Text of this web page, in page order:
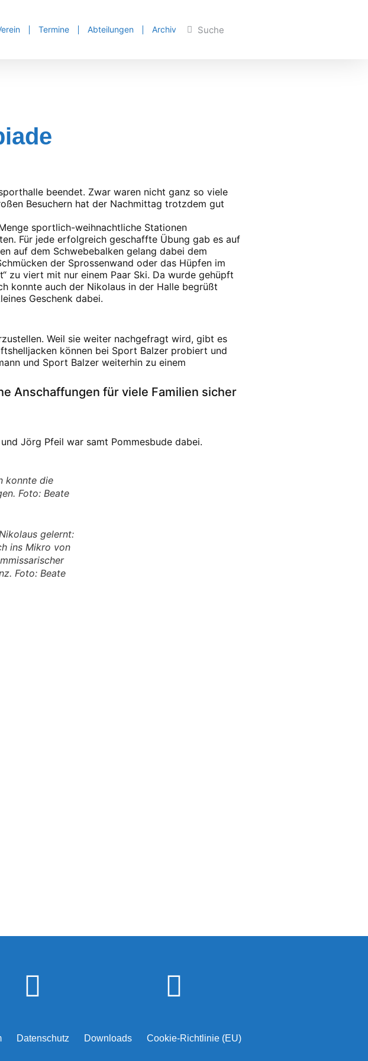
Termine Abteilungen Archiv
beendet. Zwar waren nicht ganz so viele
Besuchern hat der Nachmittag trotzdem gut
sportlich-weihnachtliche Stationen
Für jede erfolgreich geschaffte Übung gab es auf
auf dem Schwebebalken gelang dabei dem
der Sprossenwand oder das Hüpfen im
zu viert mit nur einem Paar Ski. Da wurde gehüpft
konnte auch der Nikolaus in der Halle begrüßt
Geschenk dabei.
Weil sie weiter nachgefragt wird, gibt es
können bei Sport Balzer probiert und
und Sport Balzer weiterhin zu einem
Anschaffungen für viele Familien sicher
Jörg Pfeil war samt Pommesbude dabei.
konnte die
Foto: Beate
gelernt:
ins Mikro von
Foto: Beate
Datenschutz Downloads Cookie-Richtlinie (EU)